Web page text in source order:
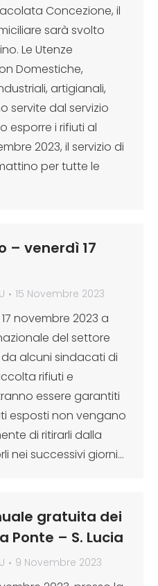
Concezione, il
sarà svolto
Le Utenze
Domestiche,
artigianali,
servite dal servizio
esporre i rifiuti al
2023, il servizio di
per tutte le
– venerdì 17
15 Novembre 2023
novembre 2023 a
del settore
alcuni sindacati di
rifiuti e
essere garantiti
esposti non vengano
di ritirarli dalla
nei successivi giorni…
gratuita dei
Ponte – S. Lucia
9 Novembre 2023